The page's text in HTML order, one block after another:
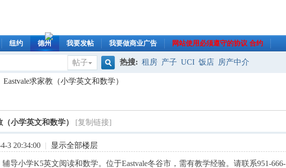
纽约 德州 我要发帖 我要做商业广告 网站使用必须遵守的协议 合约
帖子
搜
索
热搜: 租房 产子 UCI 饭店 房产中介
Eastvale求家教（小学英文和数学）
小学英文和数学） [复制链接]
3 20:34:00 | 显示全部楼层
导小学K5英文阅读和数学。位于Eastvale冬谷市，需有教学经验。请联系951-666-